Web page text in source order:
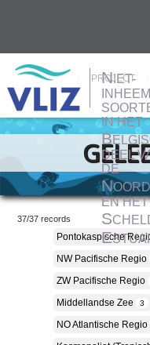
Overslaan
en
PROJECT
NIET-
IN HET
B
DEEL
DE
N
EN HET
S
E
37/37 records
Pontokaspische
NW Pacifische Regio
ZW Pacifische Regio
Middellandse Zee 3
NO Atlantische Regio